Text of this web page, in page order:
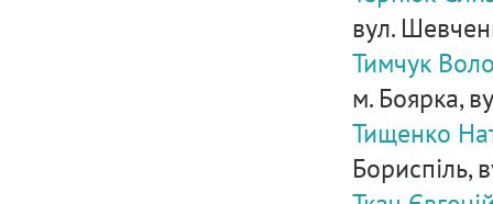
вул.
Тимчук
м. Боярка,
Тищенко
Бориспіль,